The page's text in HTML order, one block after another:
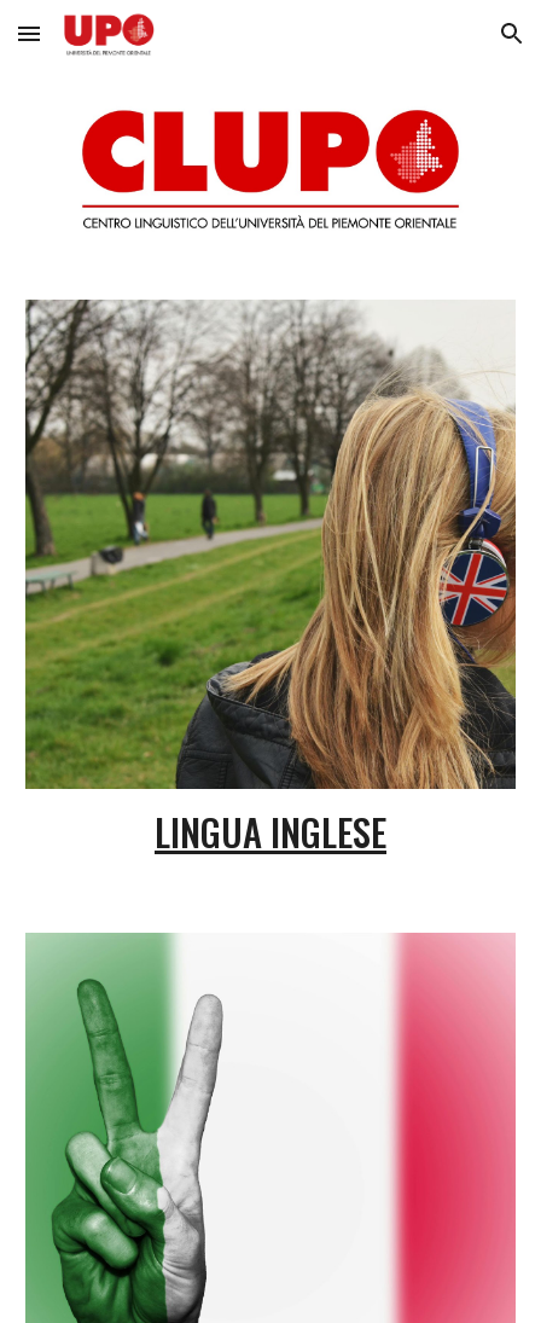
Skip to main content Skip to navigation
LINGUA INGLESE